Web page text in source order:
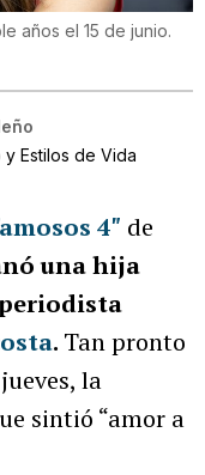
años el 15 de junio.
Estilos de Vida
4″ de
una hija
. Tan pronto
la
sintió “amor a